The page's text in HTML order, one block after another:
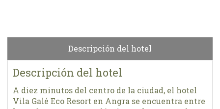
Descripción del hotel
Descripción del hotel
A diez minutos del centro de la ciudad, el hotel
Vila Galé Eco Resort en Angra se encuentra entre